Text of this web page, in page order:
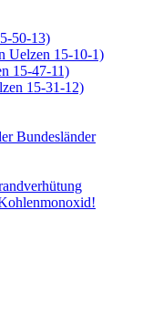
50-13)
Uelzen 15-10-1)
15-47-11)
15-31-12)
Bundesländer